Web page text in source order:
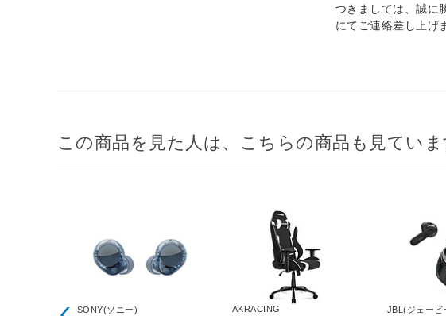
つきましては、誠に
にてご連絡差し上げ
この商品を見た人は、こちらの商品も見ていま
SONY(ソニー) AKRACING JBL(ジェービ